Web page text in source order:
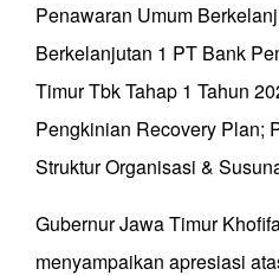
Penawaran Umum
Berkelanjutan 1 PT Bank
Timur Tbk Tahap 1 Tahun
Pengkinian Recovery Plan;
Struktur Organisasi &
Gubernur Jawa Timur
menyampaikan apresiasi